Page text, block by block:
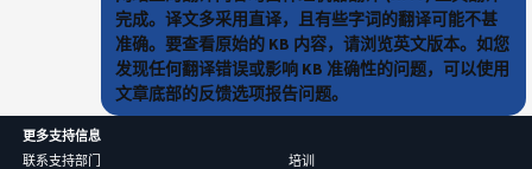
完成。译文多采用直译，且有些字词的翻译可能不甚
准确。要查看原始的 KB 内容，请浏览英文版本。如您
发现任何翻译错误或影响 KB 准确性的问题，可以使用
文章底部的反馈选项报告问题。
更多支持信息
联系支持部门
培训